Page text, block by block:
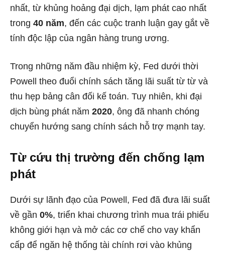
nhất, từ khủng hoảng đại dịch, lạm phát cao nhất
trong 40 năm, đến các cuộc tranh luận gay gắt về
tính độc lập của ngân hàng trung ương.
Trong những năm đầu nhiệm kỳ, Fed dưới thời
Powell theo đuổi chính sách tăng lãi suất từ từ và
thu hẹp bảng cân đối kế toán. Tuy nhiên, khi đại
dịch bùng phát năm 2020, ông đã nhanh chóng
chuyển hướng sang chính sách hỗ trợ mạnh tay.
Từ cứu thị trường đến chống lạm
phát
Dưới sự lãnh đạo của Powell, Fed đã đưa lãi suất
về gần 0%, triển khai chương trình mua trái phiếu
không giới hạn và mở các cơ chế cho vay khẩn
cấp để ngăn hệ thống tài chính rơi vào khủng